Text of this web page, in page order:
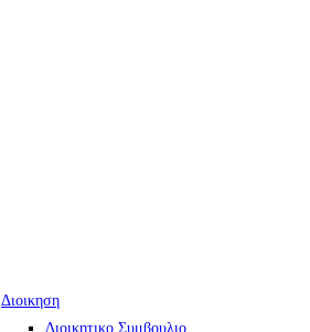
Διοικηση
Διοικητικο Συμβουλιο